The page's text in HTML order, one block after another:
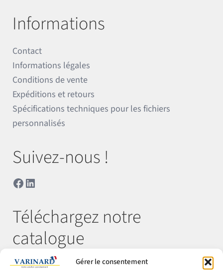
Gérer le consentement
Informations
Contact
Informations légales
Conditions de vente
Expéditions et retours
Spécifications techniques pour les fichiers
personnalisés
Suivez-nous !
Facebook
LinkedIn
Téléchargez notre
catalogue